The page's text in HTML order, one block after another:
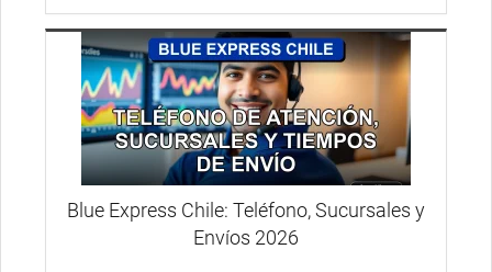
Blue Express Chile: Teléfono, Sucursales y
Envíos 2026